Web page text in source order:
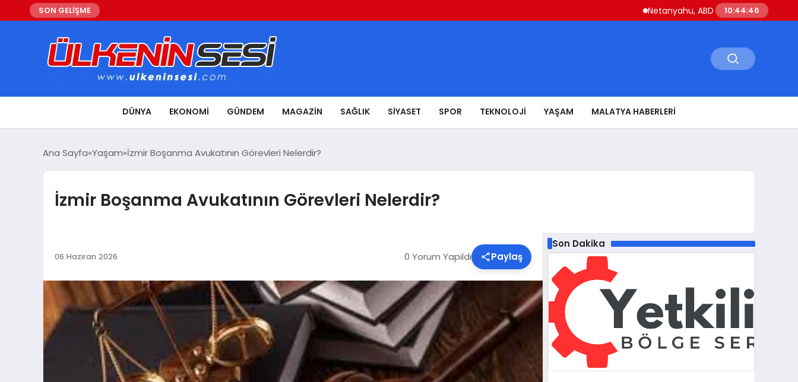
SON GELİŞME Netanyahu, ABD Savunma Bakanı
10:44:47
DÜNYA EKONOMI GÜNDEM MAGAZIN SAĞLIK SIYASET SPOR TEKNOLOJI YAŞAM MALATYA HABERLERI
Ana Sayfa Yaşam İzmir Boşanma Avukatının Görevleri Nelerdir?
İzmir Boşanma Avukatının Görevleri Nelerdir?
06 Haziran 2026 0 Yorum Yapıldı Paylaş
Son Dakika